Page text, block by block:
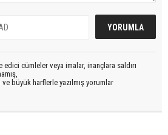
cümleler veya imalar, inançlara saldırı
büyük harflerle yazılmış yorumlar